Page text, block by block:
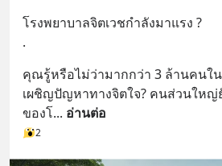
โรงพยาบาลจิตเวชกำลังมาแรง ?
.
คุณรู้หรือไม่ว่ามากกว่า 3 ล้านคนใน
เผชิญปัญหาทางจิตใจ? คนส่วนใหญ่
ของโ... อ่านต่อ
2